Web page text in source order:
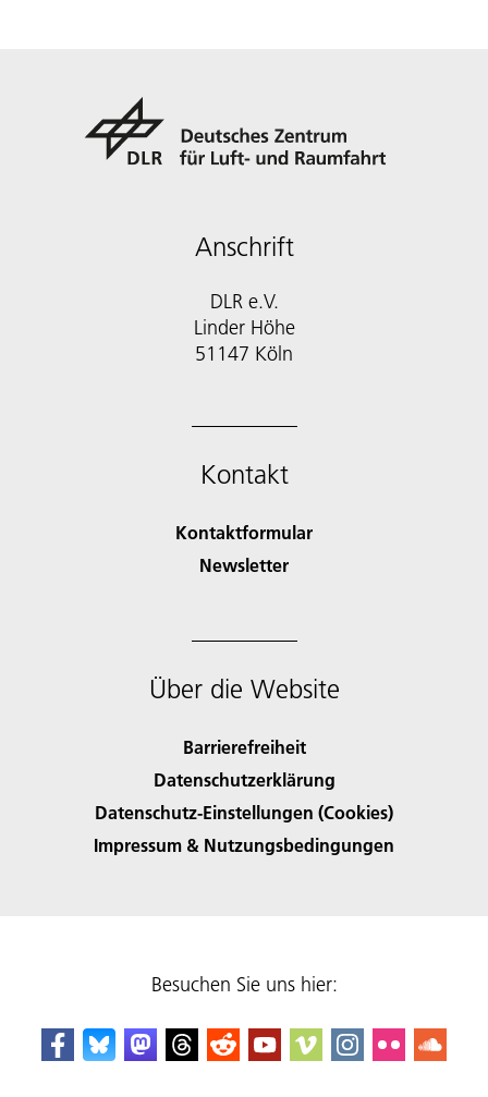
Anschrift
DLR e.V.
Linder Höhe
51147 Köln
Kontakt
Kontaktformular
Newsletter
Über die Website
Barrierefreiheit
Datenschutzerklärung
Datenschutz-Einstellungen (Cookies)
Impressum & Nutzungsbedingungen
Besuchen Sie uns hier: